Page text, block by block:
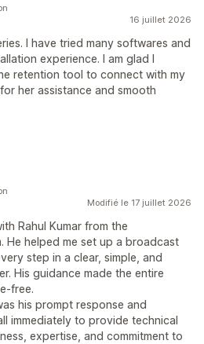
16 juillet 2026
I have tried many softwares and
experience. I am glad I
retention tool to connect with my
her assistance and smooth
Modifié le 17 juillet 2026
Rahul Kumar from the
He helped me set up a broadcast
step in a clear, simple, and
His guidance made the entire
free.
his prompt response and
immediately to provide technical
expertise, and commitment to